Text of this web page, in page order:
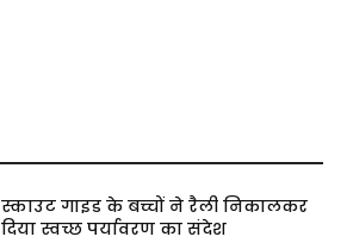
स्काउट गाइड के बच्चों ने रैली निकालकर
दिया स्वच्छ पर्यावरण का संदेश